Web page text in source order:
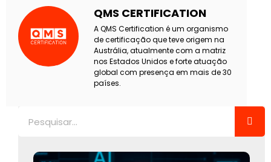
QMS CERTIFICATION
A QMS Certification é um organismo
de certificação que teve origem na
Austrália, atualmente com a matriz
nos Estados Unidos e forte atuação
global com presença em mais de 30
países.